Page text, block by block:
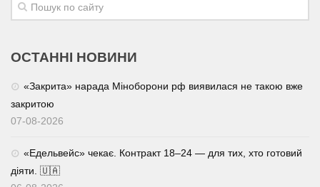
ОСТАННІ НОВИНИ
«Закрита» нарада Міноборони рф виявилася не такою вже
закритою
07-08-2026
«Едельвейс» чекає. Контракт 18–24 — для тих, хто готовий
діяти. 🇺🇦